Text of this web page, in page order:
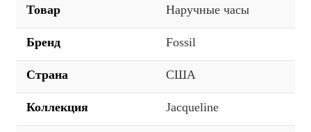
Товар Наручные часы
Бренд Fossil
Страна США
Коллекция Jacqueline